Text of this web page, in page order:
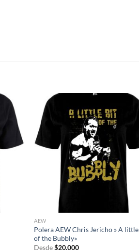
AEW
Polera AEW Chris Jericho » A
of the Bubbly»
Desde$20.000